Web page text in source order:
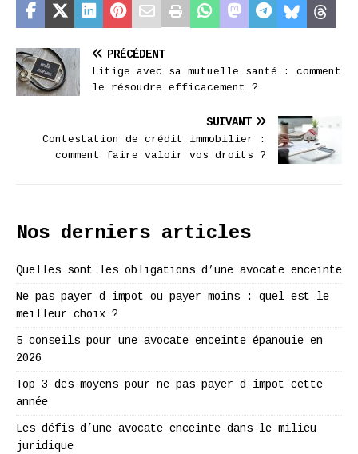
PRÉCÉDENT
Litige avec sa mutuelle santé : comment
le résoudre efficacement ?
SUIVANT
Contestation de crédit immobilier :
comment faire valoir vos droits ?
Nos derniers articles
Quelles sont les obligations d’une avocate enceinte
Ne pas payer d impot ou payer moins : quel est le
meilleur choix ?
5 conseils pour une avocate enceinte épanouie en
2026
Top 3 des moyens pour ne pas payer d impot cette
année
Les défis d’une avocate enceinte dans le milieu
juridique